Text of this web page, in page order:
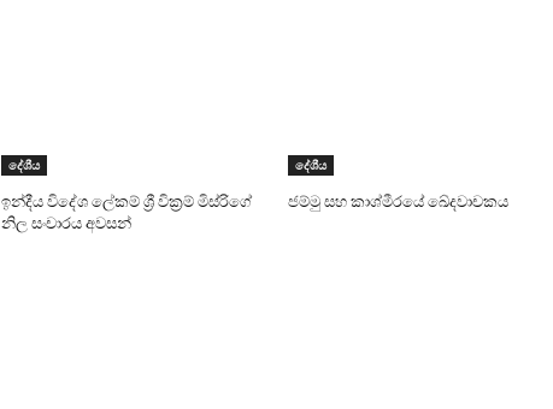
දේශීය
ඉන්දීය විදේශ ලේකම් ශ්‍රී වික්‍රම් මිස්රිගේ
නිල සංචාරය අවසන්
දේශීය
ජම්මු සහ කාශ්මීරයේ ඛේදවාචකය